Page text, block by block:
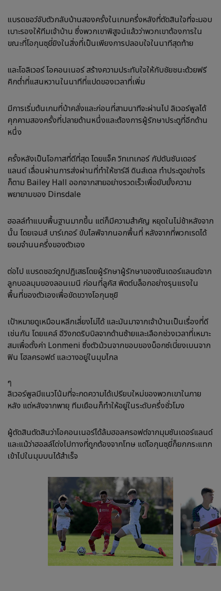
แบรดชอว์จับตัวกลับบ้านสองครั้งในเกมครึ่งหลังที่ตัดสินใจที่จะมอบ
เบาะรองให้ทีมเจ้าบ้าน ซึ่งพวกเขาพิสูจน์แล้วว่าพวกเขาต้องการใน
ขณะที่โอกุนซุยี่ยิงในสิ่งที่เป็นเพียงการปลอบใจในนาทีสุดท้าย
และโอลิเวอร์ โอคอนเนอร์ สร้างความประทับใจให้กับชัยชนะด้วยฟรี
คิกต่ำที่แสนหวานในนาทีที่แปดของเวลาที่เพิ่ม
มีการเริ่มต้นเกมที่บ้าคลั่งและก่อนที่สามนาทีจะผ่านไป ลิเวอร์พูลได้
คุกคามสองครั้งที่ปลายด้านหนึ่งและต้องการผู้รักษาประตูที่อีกด้าน
หนึ่ง
ครั้งหลังเป็นโอกาสที่ดีที่สุด โดยแจ็ค วิทเทเกอร์ กัปตันซันเดอร์
แลนด์ เลื่อนผ่านการส่งผ่านที่ทำให้ชาร์ลี ดินส์เดล ทำประตูอย่างไร
ก็ตาม Bailey Hall ออกจากสายอย่างรวดเร็วเพื่อยับยั้งความ
พยายามของ Dinsdale
ฮอลล์ทำแบบพื้นฐานมากขึ้น แต่ก็มีความสำคัญ หยุดในไม่ช้าหลังจาก
นั้น โดยเจมส์ บาร์เกอร์ ขับไลฟ์จากนอกพื้นที่ หลังจากที่พวกเรดได้
ยอมจำนนครึ่งของตัวเอง
ต่อไป แบรดชอว์ถูกปฏิเสธโดยผู้รักษาผู้รักษาของซันเดอร์แลนด์จาก
ลูกบอลมุมของลอนเมนี ก่อนที่ลูคัส พิตต์บล็อกอย่างรุนแรงใน
พื้นที่ของตัวเองเพื่อขัดขวางโอกุนซุยิ
เป้าหมายดูเหมือนหลีกเลี่ยงไม่ได้ และมันมาจากเจ้าบ้านเป็นเรื่องที่ดี
เช่นกัน โดยแคล์ อีวิงกดริบบิลจากด้านซ้ายและเลือกช่วงเวลาที่เหมาะ
สมเพื่อตั้งค่า Lonmeni ซึ่งตัวม้วนจากขอบของบ็อกซ์เบี่ยงเบนจาก
ฟิน โฮลครอฟต์ และวางอยู่ในมุมไกล
ๆ
ลิเวอร์พูลมีแนวโน้มที่จะกดความได้เปรียบใหม่ของพวกเขาในภาย
หลัง แต่หลังจากพายุ ทีมเยือนก็ทำให้อยู่ในระดับครึ่งชั่วโมง
ผู้ตัดสินตัดสินว่าโอคอนเนอร์ได้ล้มฮอลครอฟต์จากมุมซันเดอร์แลนด์
และแม้ว่าฮอลล์โด่งไปทางที่ถูกต้องจากโทษ แต่โอกุนซุยี่ก็ยกกระแทก
เข้าไปในมุมบนได้สำเร็จ